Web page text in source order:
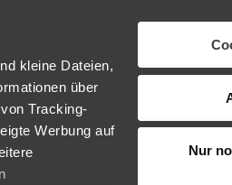
kleine Dateien,
über
Tracking-
Werbung auf
Nur
ÜBER DR. JETSKE ULTEE